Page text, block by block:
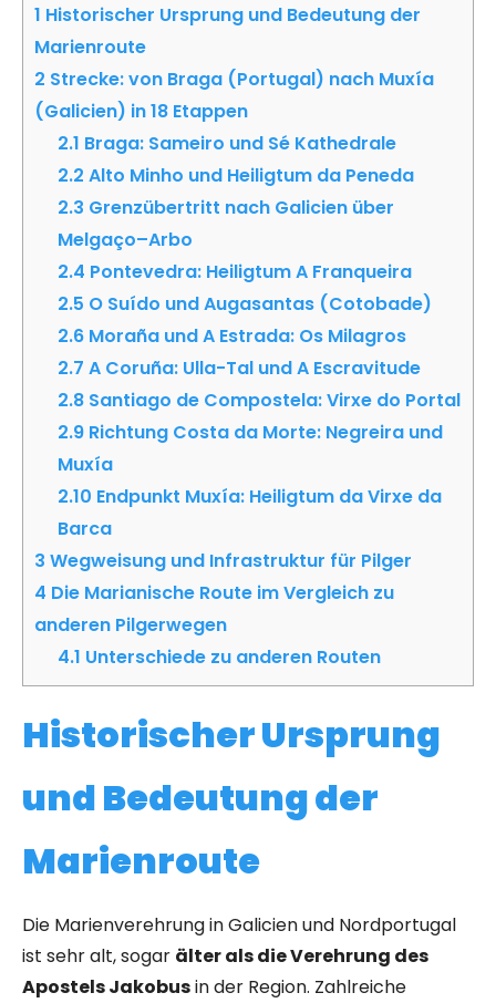
1 Historischer Ursprung und Bedeutung der
Marienroute
2 Strecke: von Braga (Portugal) nach Muxía
(Galicien) in 18 Etappen
2.1 Braga: Sameiro und Sé Kathedrale
2.2 Alto Minho und Heiligtum da Peneda
2.3 Grenzübertritt nach Galicien über
Melgaço–Arbo
2.4 Pontevedra: Heiligtum A Franqueira
2.5 O Suído und Augasantas (Cotobade)
2.6Moraña und A Estrada: Os Milagros
2.7 A Coruña: Ulla-Tal und A Escravitude
2.8Santiago de Compostela: Virxe do Portal
2.9Richtung Costa da Morte: Negreira und
Muxía
2.10 Endpunkt Muxía: Heiligtum da Virxe da
Barca
3 Wegweisung und Infrastruktur für Pilger
4 Die Marianische Route im Vergleich zu
anderen Pilgerwegen
4.1 Unterschiede zu anderen Routen
Historischer Ursprung
und Bedeutung der
Marienroute
Die Marienverehrung in Galicien und Nordportugal
ist sehr alt, sogar älter als die Verehrung des
Apostels Jakobusin der Region. Zahlreiche